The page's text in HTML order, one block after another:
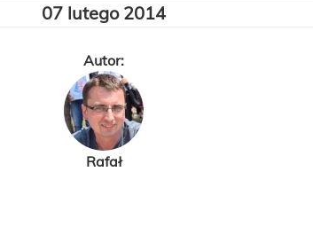
07 lutego 2014
Autor:
Rafał